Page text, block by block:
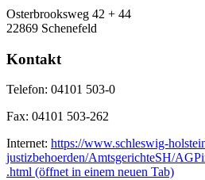
Osterbrooksweg 42 + 44
22869 Schenefeld
Kontakt
Telefon: 04101 503-0
Fax: 04101 503-262
Internet: https://www.schleswig-
justizbehoerden/AmtsgerichteSH/
.html (öffnet in einem neuen Tab)